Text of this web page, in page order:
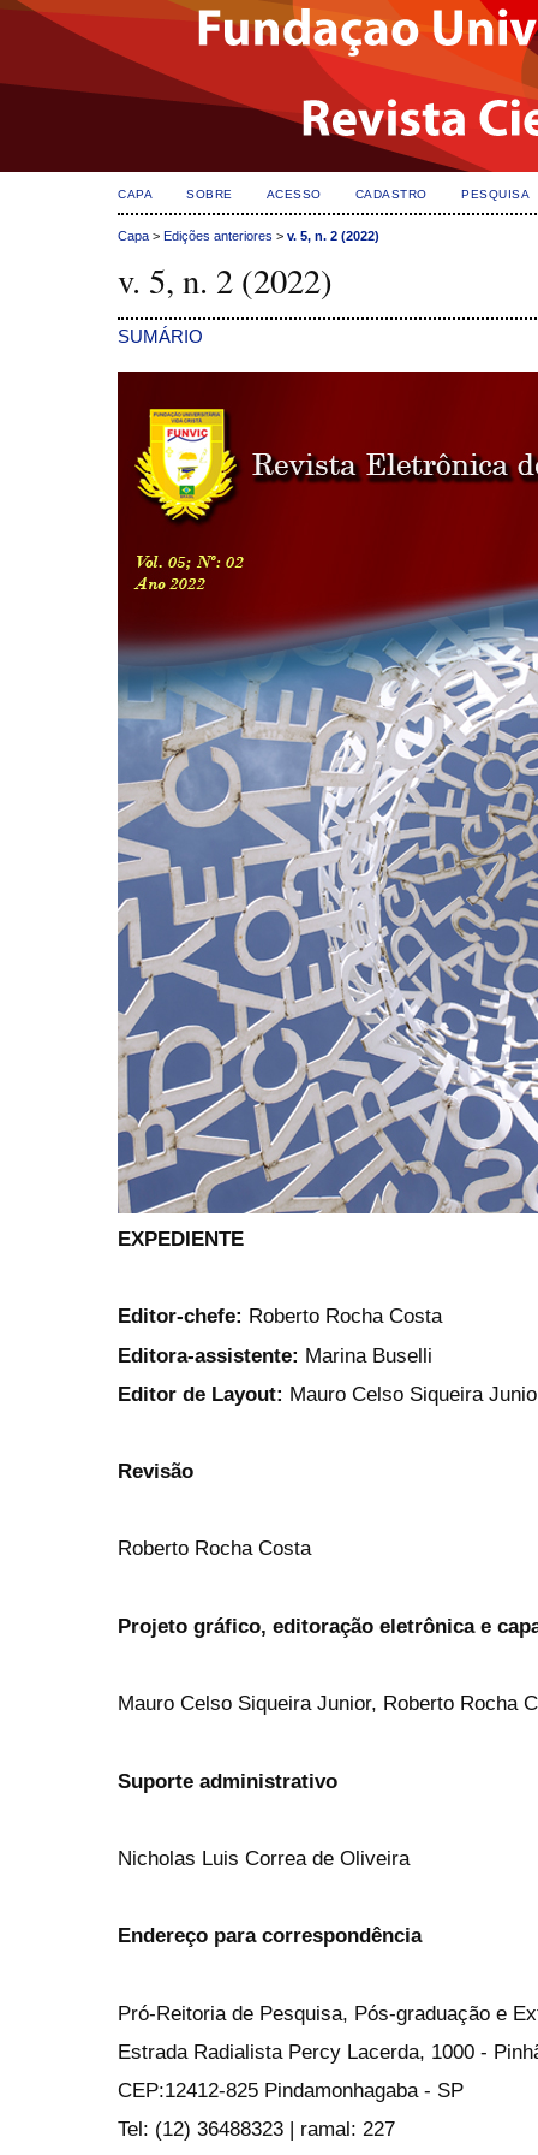
CAPA SOBRE ACESSO CADASTRO PESQUISA
Capa > Edições anteriores > v. 5, n. 2 (2022)
v. 5, n. 2 (2022)
SUMÁRIO
EXPEDIENTE
Editor-chefe: Roberto Rocha Costa
Editora-assistente: Marina Buselli
Editor de Layout: Mauro Celso Siqueira
Revisão
Roberto Rocha Costa
Projeto gráfico, editoração eletrônica e
Mauro Celso Siqueira Junior, Roberto Rocha
Suporte administrativo
Nicholas Luis Correa de Oliveira
Endereço para correspondência
Pró-Reitoria de Pesquisa, Pós-graduação e
Estrada Radialista Percy Lacerda, 1000 -
CEP:12412-825 Pindamonhagaba - SP
Tel: (12) 36488323 | ramal: 227